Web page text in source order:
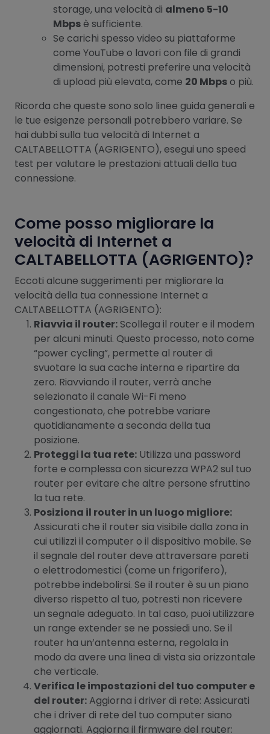
storage, una velocità di almeno 5-10
Mbpsè sufficiente.
Se carichi spesso video su piattaforme
come YouTube o lavori con file di grandi
dimensioni, potresti preferire una velocità
di upload più elevata, come 20 Mbpso più.
Ricorda che queste sono solo linee guida generali e
le tue esigenze personali potrebbero variare. Se
hai dubbi sulla tua velocità di Internet a
CALTABELLOTTA (AGRIGENTO), esegui uno speed
test per valutare le prestazioni attuali della tua
connessione.
Come posso migliorare la
velocità di Internet a
CALTABELLOTTA (AGRIGENTO)?
Eccoti alcune suggerimenti per migliorare la
velocità della tua connessione Internet a
CALTABELLOTTA (AGRIGENTO):
Riavvia il router: Scollega il router e il modem
per alcuni minuti. Questo processo, noto come
“power cycling”, permette al router di
svuotare la sua cache interna e ripartire da
zero. Riavviando il router, verrà anche
selezionato il canale Wi-Fi meno
congestionato, che potrebbe variare
quotidianamente a seconda della tua
posizione.
Proteggi la tua rete: Utilizza una password
forte e complessa con sicurezza WPA2 sul tuo
router per evitare che altre persone sfruttino
la tua rete.
Posiziona il router in un luogo migliore:
Assicurati che il router sia visibile dalla zona in
cui utilizzi il computer o il dispositivo mobile. Se
il segnale del router deve attraversare pareti
o elettrodomestici (come un frigorifero),
potrebbe indebolirsi. Se il router è su un piano
diverso rispetto al tuo, potresti non ricevere
un segnale adeguato. In tal caso, puoi utilizzare
un range extender se ne possiedi uno. Se il
router ha un’antenna esterna, regolala in
modo da avere una linea di vista sia orizzontale
che verticale.
Verifica le impostazioni del tuo computer e
del router:Aggiorna i driver di rete: Assicurati
che i driver di rete del tuo computer siano
aggiornati. Aggiorna il firmware del router: